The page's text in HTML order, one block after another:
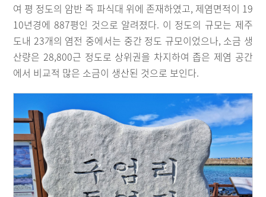
여 평 정도의 암반 즉 파식대 위에 존재하였고, 제염면적이 19
10년경에 887평인 것으로 알려졌다. 이 정도의 규모는 제주
도내 23개의 염전 중에서는 중간 정도 규모이었으나, 소금 생
산량은 28,800근 정도로 상위권을 차지하여 좁은 제염 공간
에서 비교적 많은 소금이 생산된 것으로 보인다.